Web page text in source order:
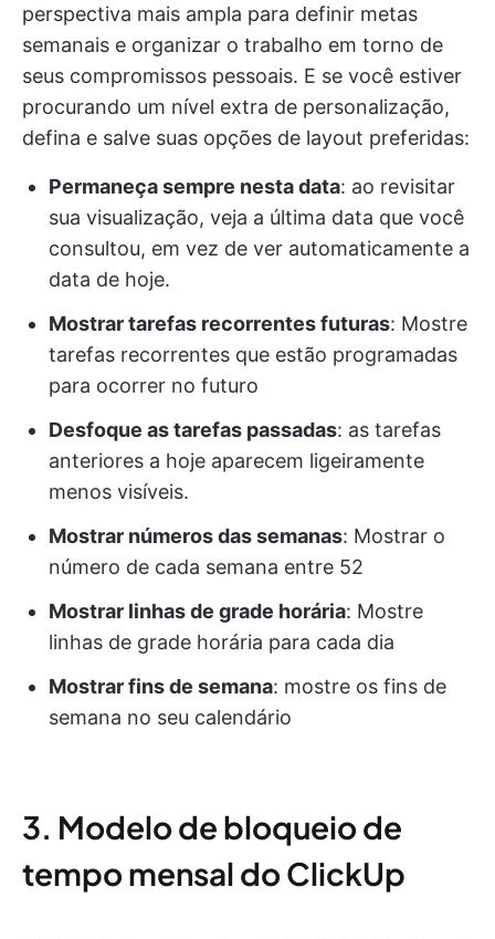
perspectiva mais ampla para definir metas
semanais e organizar o trabalho em torno de
seus compromissos pessoais. E se você estiver
procurando um nível extra de personalização,
defina e salve suas opções de layout preferidas:
Permaneça sempre nesta data: ao revisitar
sua visualização, veja a última data que você
consultou, em vez de ver automaticamente a
data de hoje.
Mostrar tarefas recorrentes futuras: Mostre
tarefas recorrentes que estão programadas
para ocorrer no futuro
Desfoque as tarefas passadas: as tarefas
anteriores a hoje aparecem ligeiramente
menos visíveis.
Mostrar números das semanas: Mostrar o
número de cada semana entre 52
Mostrar linhas de grade horária: Mostre
linhas de grade horária para cada dia
Mostrar fins de semana: mostre os fins de
semana no seu calendário
3. Modelo de bloqueio de
tempo mensal do ClickUp